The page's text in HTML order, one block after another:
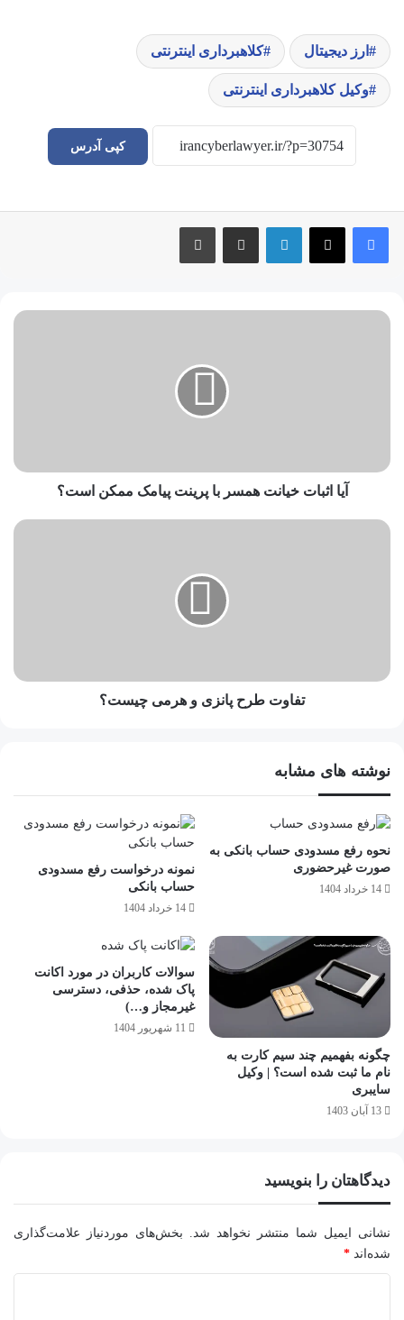
ارز دیجیتال کلاهبرداری اینترنتی
وکیل کلاهبرداری اینترنتی
کپی آدرس
آیا اثبات خیانت همسر با پرینت پیامک ممکن است؟
تفاوت طرح پانزی و هرمی چیست؟
نوشته های مشابه
نحوه رفع مسدودی حساب بانکی به
صورت غیرحضوری
14 خرداد 1404
نمونه درخواست رفع مسدودی
حساب بانکی
14 خرداد 1404
چگونه بفهمیم چند سیم کارت به
نام ما ثبت شده است؟ | وکیل
سایبری
13 آبان 1403
سوالات کاربران در مورد اکانت
پاک شده، حذفی، دسترسی
غیرمجاز و…)
11 شهریور 1404
دیدگاهتان را بنویسید
نشانی ایمیل شما منتشر نخواهد شد.
بخش‌های موردنیاز علامت‌گذاری
شده‌اند *